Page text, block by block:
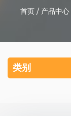
首页 / 产品中心
类别